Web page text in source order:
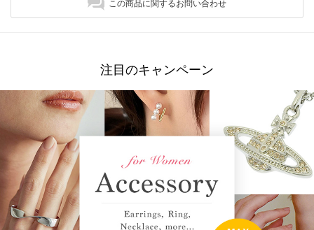
この商品に関するお問い合わせ
注目のキャンペーン